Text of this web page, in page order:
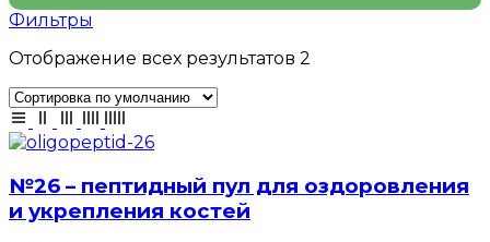
Фильтры
Отображение всех результатов 2
№26 – пептидный пул для оздоровления
и укрепления костей